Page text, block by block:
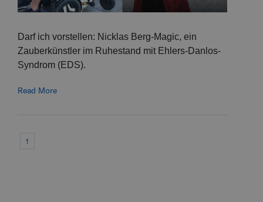
Darf ich vorstellen: Nicklas Berg-Magic, ein
Zauberkünstler im Ruhestand mit Ehlers-Danlos-
Syndrom (EDS).
Read More
1